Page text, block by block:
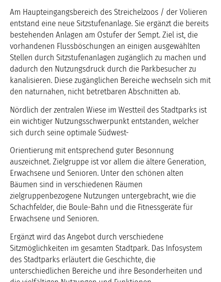
Am Haupteingangsbereich des Streichelzoos / der Volieren
entstand eine neue Sitzstufenanlage. Sie ergänzt die bereits
bestehenden Anlagen am Ostufer der Sempt. Ziel ist, die
vorhandenen Flussböschungen an einigen ausgewählten
Stellen durch Sitzstufenanlagen zugänglich zu machen und
dadurch den Nutzungsdruck durch die Parkbesucher zu
kanalisieren. Diese zugänglichen Bereiche wechseln sich mit
den naturnahen, nicht betretbaren Abschnitten ab.
Nördlich der zentralen Wiese im Westteil des Stadtparks ist
ein wichtiger Nutzungsschwerpunkt entstanden, welcher
sich durch seine optimale Südwest-
Orientierung mit entsprechend guter Besonnung
auszeichnet. Zielgruppe ist vor allem die ältere Generation,
Erwachsene und Senioren. Unter den schönen alten
Bäumen sind in verschiedenen Räumen
zielgruppenbezogene Nutzungen untergebracht, wie die
Schachfelder, die Boule-Bahn und die Fitnessgeräte für
Erwachsene und Senioren.
Ergänzt wird das Angebot durch verschiedene
Sitzmöglichkeiten im gesamten Stadtpark. Das Infosystem
des Stadtparks erläutert die Geschichte, die
unterschiedlichen Bereiche und ihre Besonderheiten und